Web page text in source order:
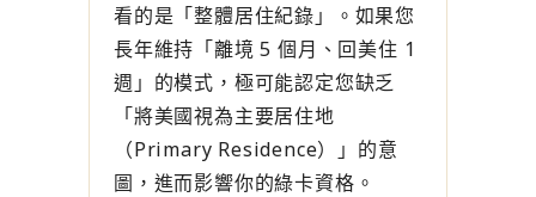
看的是「整體居住紀錄」。如果您
長年維持「離境 5 個月、回美住 1
週」的模式，極可能認定您缺乏
「將美國視為主要居住地
（Primary Residence）」的意
圖，進而影響你的綠卡資格。